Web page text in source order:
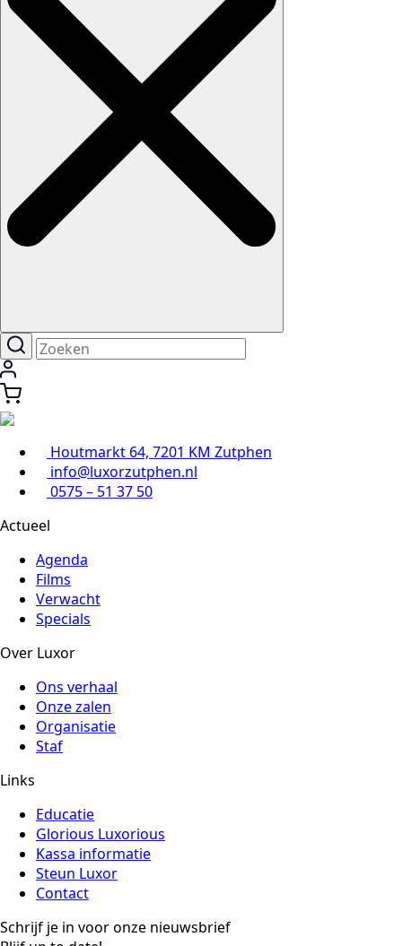
Houtmarkt 64, 7201 KM Zutphen
info@luxorzutphen.nl
0575 – 51 37 50
Actueel
Agenda
Films
Verwacht
Specials
Over Luxor
Ons verhaal
Onze zalen
Organisatie
Staf
Links
Educatie
Glorious Luxorious
Kassa informatie
Steun Luxor
Contact
Schrijf je in voor onze nieuwsbrief